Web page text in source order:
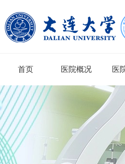
首页 医院概况 医